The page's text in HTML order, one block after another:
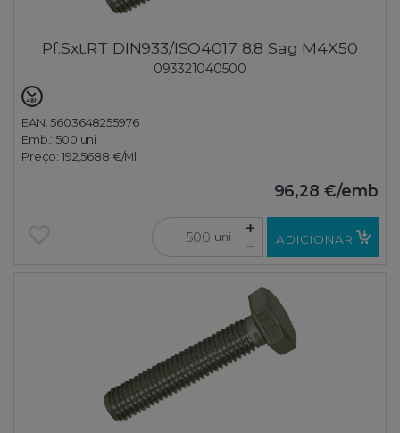
Pf.Sxt.RT DIN933/ISO4017 8.8 Sag M4X50
093321040500
EAN: 5603648255976
Emb.:500 uni
Preço: 192,5688 €/Ml
96,28 €/emb
uni ADICIONAR